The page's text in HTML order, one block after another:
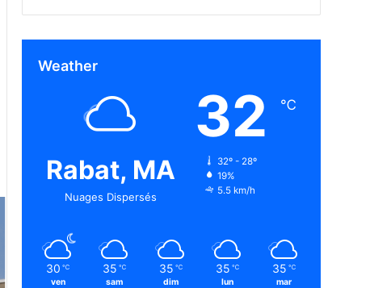
Weather
Rabat, MA
Nuages Dispersés
32 ℃
32º - 28º
19%
5.5 km/h
30 ℃
ven
35 ℃
sam
35 ℃
dim
35 ℃
lun
35 ℃
mar